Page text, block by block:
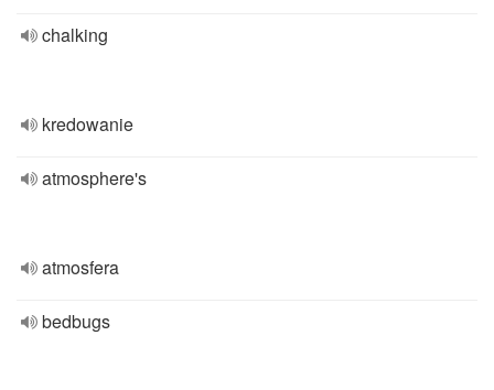
chalking
kredowanie
atmosphere's
atmosfera
bedbugs